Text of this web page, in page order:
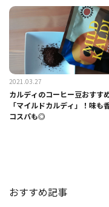
2021.03.27
カルディのコーヒー豆おすす
「マイルドカルディ」！味も
コスパも◎
おすすめ記事